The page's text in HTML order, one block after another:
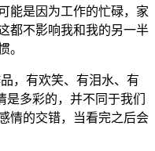
能是因为工作的忙碌，家
都不影响我和我的另一半
。
，有欢笑、有泪水、有
多彩的，并不同于我们
情的交错，当看完之后会